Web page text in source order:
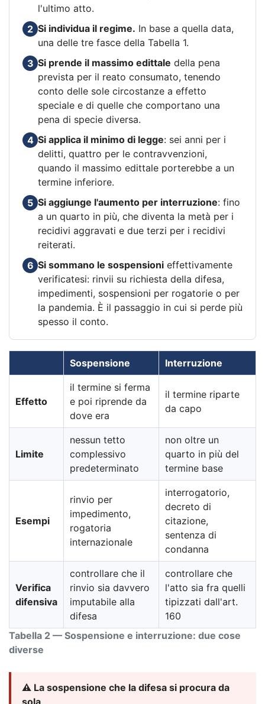
l'ultimo atto.
2 Si individua il regime. In base a quella data,
una delle tre fasce della Tabella 1.
3 Si prende il massimo edittale della pena
prevista per il reato consumato, tenendo
conto delle sole circostanze a effetto
speciale e di quelle che comportano una
pena di specie diversa.
4 Si applica il minimo di legge: sei anni per i
delitti, quattro per le contravvenzioni,
quando il massimo edittale porterebbe a un
termine inferiore.
5 Si aggiunge l'aumento per interruzione: fino
a un quarto in più, che diventa la metà per i
recidivi aggravati e due terzi per i recidivi
reiterati.
6 Si sommano le sospensioni effettivamente
verificatesi: rinvii su richiesta della difesa,
impedimenti, sospensioni per rogatorie o per
la pandemia. È il passaggio in cui si perde più
spesso il conto.
Tabella 2 — Sospensione e interruzione: due cose
diverse
Sospensione Interruzione
Effetto
il termine si ferma
e poi riprende da
dove era
il termine riparte
da capo
Limite
nessun tetto
complessivo
predeterminato
non oltre un
quarto in più del
termine base
Esempi
rinvio per
impedimento,
rogatoria
internazionale
interrogatorio,
decreto di
citazione,
sentenza di
condanna
Verifica
difensiva
controllare che il
rinvio sia davvero
imputabile alla
difesa
controllare che
l'atto sia fra quelli
tipizzati dall'art.
160
⚠️ La sospensione che la difesa si procura da
sola